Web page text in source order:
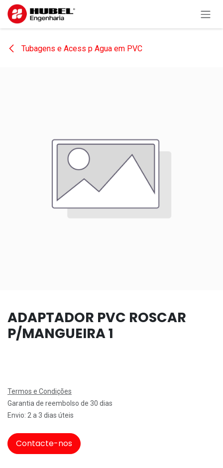
Pular para o conteúdo
Tubagens e Acess p Agua em PVC
ADAPTADOR PVC ROSCAR
P/MANGUEIRA 1
Termos e Condições
Garantia de reembolso de 30 dias
Envio: 2 a 3 dias úteis
Contacte-nos